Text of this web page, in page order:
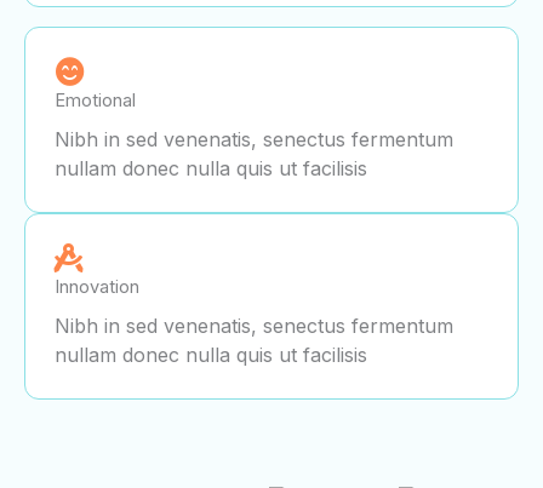
Emotional
Nibh in sed venenatis, senectus fermentum
nullam donec nulla quis ut facilisis
Innovation
Nibh in sed venenatis, senectus fermentum
nullam donec nulla quis ut facilisis